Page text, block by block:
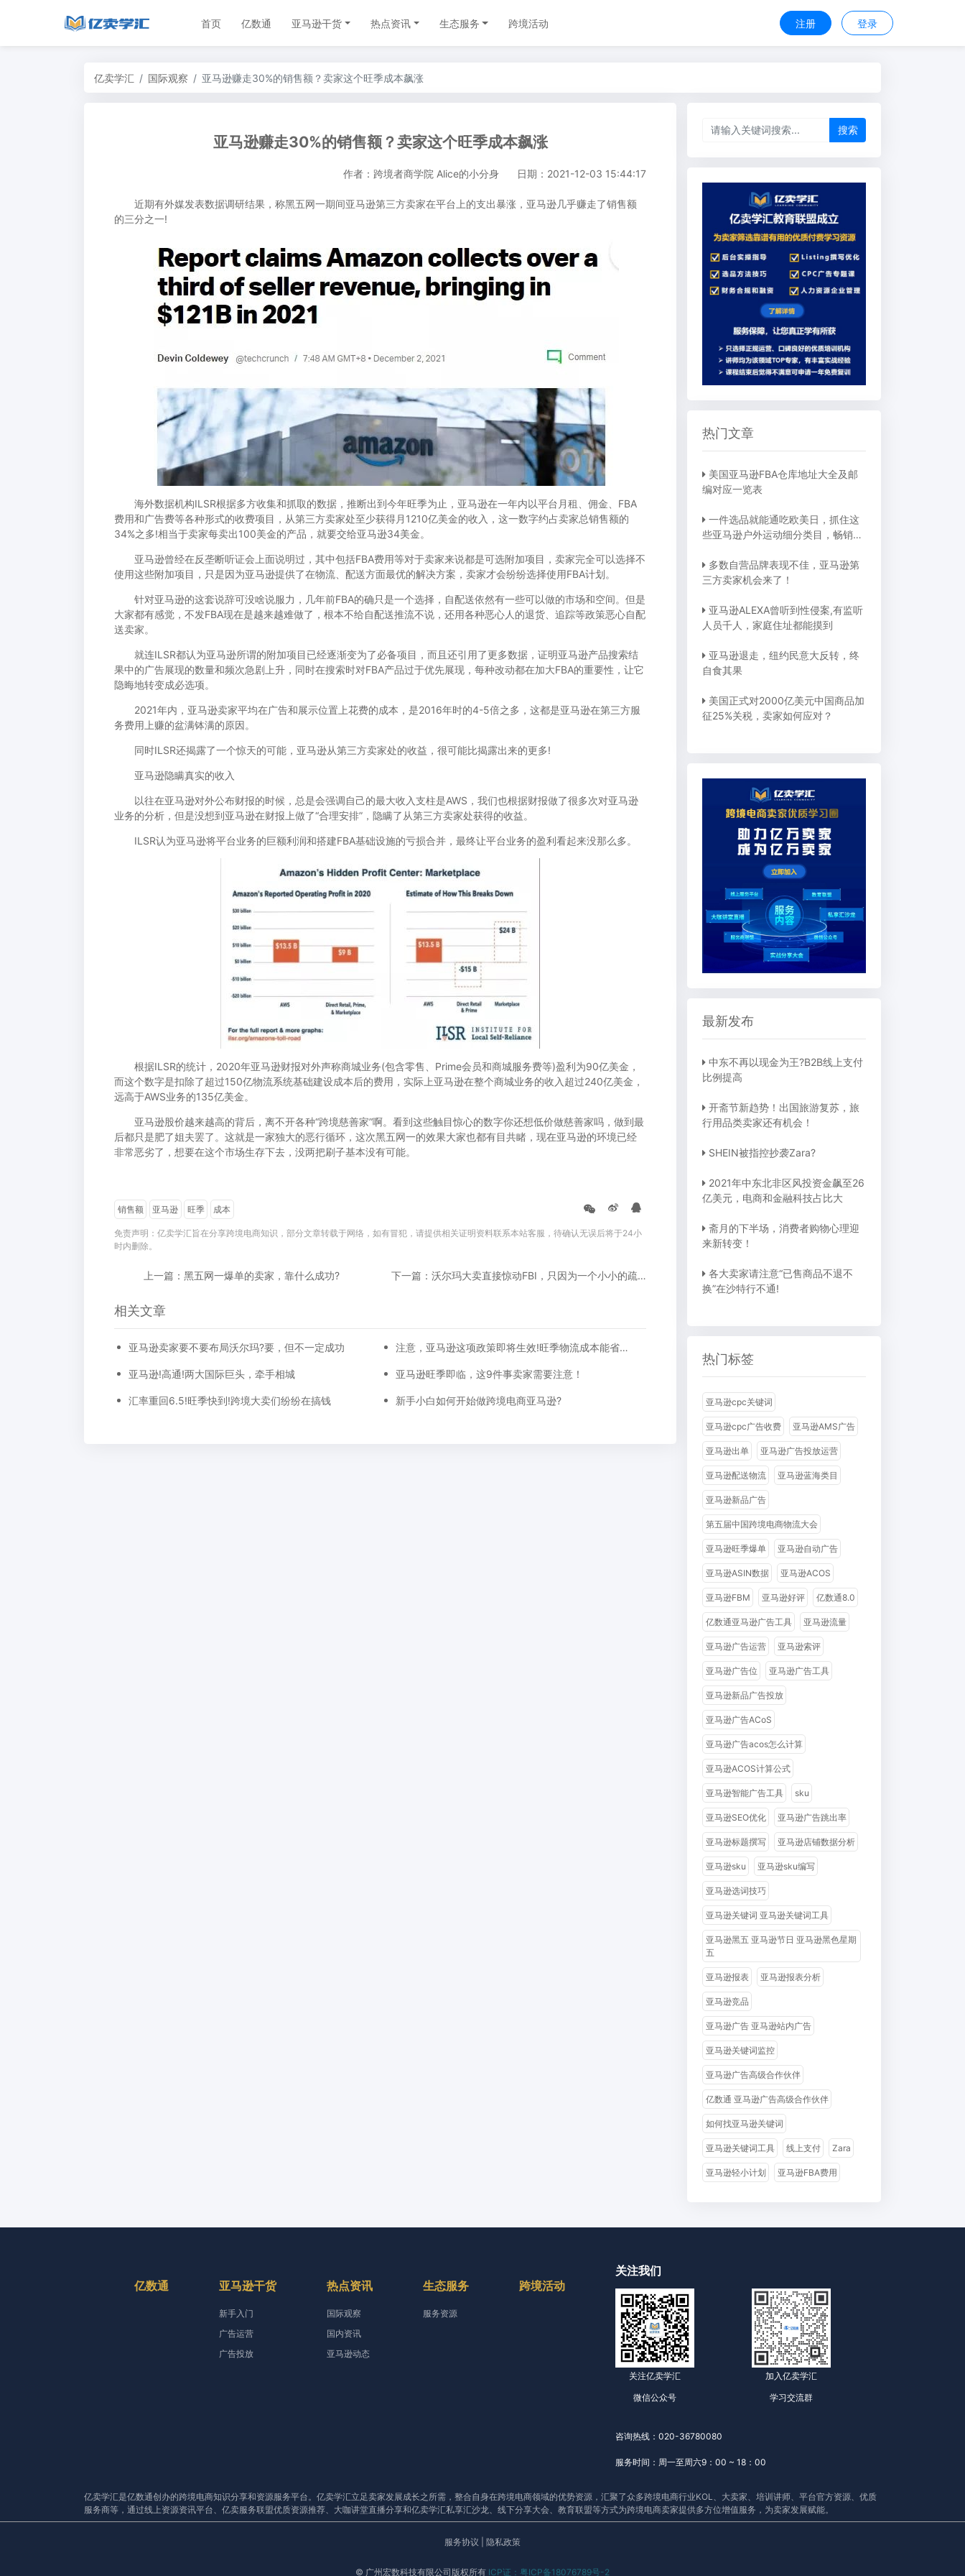
首页 亿数通 亚马逊干货 热点资讯 生态服务 跨境活动 注册 登录
亿卖学汇 国际观察 亚马逊赚走30%的销售额？卖家这个旺季成本飙涨
亚马逊赚走30%的销售额？卖家这个旺季成本飙涨
作者：跨境者商学院 Alice的小分身 日期：2021-12-03 15:44:17
近期有外媒发表数据调研结果，称黑五网一期间亚马逊第三方卖家在平台上的支出暴涨，亚马逊几乎赚走了销售额
的三分之一!
海外数据机构ILSR根据多方收集和抓取的数据，推断出到今年旺季为止，亚马逊在一年内以平台月租、佣金、FBA
费用和广告费等各种形式的收费项目，从第三方卖家处至少获得月1210亿美金的收入，这一数字约占卖家总销售额的
34%之多!相当于卖家每卖出100美金的产品，就要交给亚马逊34美金。
亚马逊曾经在反垄断听证会上面说明过，其中包括FBA费用等对于卖家来说都是可选附加项目，卖家完全可以选择不
使用这些附加项目，只是因为亚马逊提供了在物流、配送方面最优的解决方案，卖家才会纷纷选择使用FBA计划。
针对亚马逊的这套说辞可没啥说服力，几年前FBA的确只是一个选择，自配送依然有一些可以做的市场和空间。但是
大家都有感觉，不发FBA现在是越来越难做了，根本不给自配送推流不说，还用各种恶心人的退货、追踪等政策恶心自配
送卖家。
就连ILSR都认为亚马逊所谓的附加项目已经逐渐变为了必备项目，而且还引用了更多数据，证明亚马逊产品搜索结
果中的广告展现的数量和频次急剧上升，同时在搜索时对FBA产品过于优先展现，每种改动都在加大FBA的重要性，让它
隐晦地转变成必选项。
2021年内，亚马逊卖家平均在广告和展示位置上花费的成本，是2016年时的4-5倍之多，这都是亚马逊在第三方服
务费用上赚的盆满钵满的原因。
同时ILSR还揭露了一个惊天的可能，亚马逊从第三方卖家处的收益，很可能比揭露出来的更多!
亚马逊隐瞒真实的收入
以往在亚马逊对外公布财报的时候，总是会强调自己的最大收入支柱是AWS，我们也根据财报做了很多次对亚马逊
业务的分析，但是没想到亚马逊在财报上做了“合理安排”，隐瞒了从第三方卖家处获得的收益。
ILSR认为亚马逊将平台业务的巨额利润和搭建FBA基础设施的亏损合并，最终让平台业务的盈利看起来没那么多。
根据ILSR的统计，2020年亚马逊财报对外声称商城业务(包含零售、Prime会员和商城服务费等)盈利为90亿美金，
而这个数字是扣除了超过150亿物流系统基础建设成本后的费用，实际上亚马逊在整个商城业务的收入超过240亿美金，
远高于AWS业务的135亿美金。
亚马逊股价越来越高的背后，离不开各种“跨境慈善家”啊。看到这些触目惊心的数字你还想低价做慈善家吗，做到最
后都只是肥了姐夫罢了。这就是一家独大的恶行循环，这次黑五网一的效果大家也都有目共睹，现在亚马逊的环境已经
非常恶劣了，想要在这个市场生存下去，没两把刷子基本没有可能。
销售额 亚马逊 旺季 成本
免责声明：亿卖学汇旨在分享跨境电商知识，部分文章转载于网络，如有冒犯，请提供相关证明资料联系本站客服，待确认无误后将于24小
时内删除。
上一篇：黑五网一爆单的卖家，靠什么成功? 下一篇：沃尔玛大卖直接惊动FBI，只因为一个小小的疏忽！
相关文章
亚马逊卖家要不要布局沃尔玛?要，但不一定成功
亚马逊!高通!两大国际巨头，牵手相城
汇率重回6.5!旺季快到!跨境大卖们纷纷在搞钱
注意，亚马逊这项政策即将生效!旺季物流成本能省不少!
亚马逊旺季即临，这9件事卖家需要注意！
新手小白如何开始做跨境电商亚马逊?
搜索
热门文章
美国亚马逊FBA仓库地址大全及邮
编对应一览表
一件选品就能通吃欧美日，抓住这
些亚马逊户外运动细分类目，畅销全
多数自营品牌表现不佳，亚马逊第
三方卖家机会来了！
亚马逊ALEXA曾听到性侵案,有监听
人员千人，家庭住址都能摸到
亚马逊退走，纽约民意大反转，终
自食其果
美国正式对2000亿美元中国商品加
征25%关税，卖家如何应对？
最新发布
中东不再以现金为王?B2B线上支付
比例提高
开斋节新趋势！出国旅游复苏，旅
行用品类卖家还有机会！
SHEIN被指控抄袭Zara?
2021年中东北非区风投资金飙至26
亿美元，电商和金融科技占比大
斋月的下半场，消费者购物心理迎
来新转变！
各大卖家请注意“已售商品不退不
换”在沙特行不通!
热门标签
亚马逊cpc关键词
亚马逊cpc广告收费 亚马逊AMS广告
亚马逊出单 亚马逊广告投放运营
亚马逊配送物流 亚马逊蓝海类目
亚马逊新品广告
第五届中国跨境电商物流大会
亚马逊旺季爆单 亚马逊自动广告
亚马逊ASIN数据 亚马逊ACOS
亚马逊FBM 亚马逊好评 亿数通8.0
亿数通亚马逊广告工具 亚马逊流量
亚马逊广告运营 亚马逊索评
亚马逊广告位 亚马逊广告工具
亚马逊新品广告投放
亚马逊广告ACoS
亚马逊广告acos怎么计算
亚马逊ACOS计算公式
亚马逊智能广告工具 sku
亚马逊SEO优化 亚马逊广告跳出率
亚马逊标题撰写 亚马逊店铺数据分析
亚马逊sku 亚马逊sku编写
亚马逊选词技巧
亚马逊关键词 亚马逊关键词工具
亚马逊黑五 亚马逊节日 亚马逊黑色星期
五
亚马逊报表 亚马逊报表分析
亚马逊竞品
亚马逊广告 亚马逊站内广告
亚马逊关键词监控
亚马逊广告高级合作伙伴
亿数通 亚马逊广告高级合作伙伴
如何找亚马逊关键词
亚马逊关键词工具 线上支付 Zara
亚马逊轻小计划 亚马逊FBA费用
亿数通 亚马逊干货
新手入门
广告运营
广告投放
热点资讯
国际观察
国内资讯
亚马逊动态
生态服务
服务资源
跨境活动
关注我们
关注亿卖学汇
微信公众号
加入亿卖学汇
学习交流群
咨询热线：020-36780080
服务时间：周一至周六9：00 ~ 18：00
亿卖学汇是亿数通创办的跨境电商知识分享和资源服务平台。亿卖学汇立足卖家发展成长之所需，整合自身在跨境电商领域的优势资源，汇聚了众多跨境电商行业KOL、大卖家、培训讲师、平台官方资源、优质
服务商等，通过线上资源资讯平台、亿卖服务联盟优质资源推荐、大咖讲堂直播分享和亿卖学汇私享汇沙龙、线下分享大会、教育联盟等方式为跨境电商卖家提供多方位增值服务，为卖家发展赋能。
服务协议 隐私政策
© 广州宏数科技有限公司版权所有 ICP证：粤ICP备18076789号-2